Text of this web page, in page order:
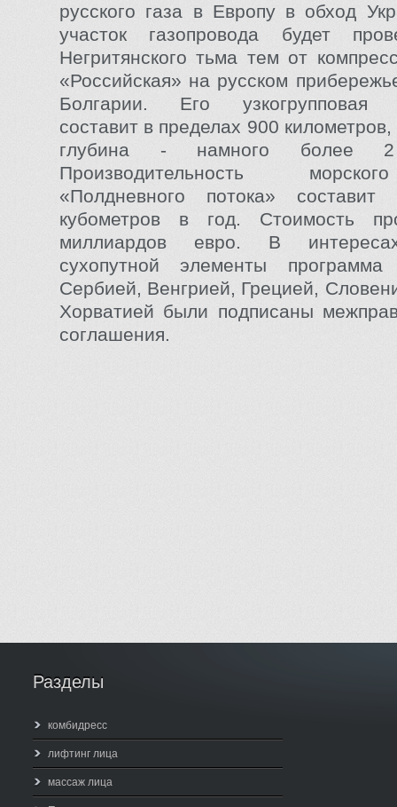
русского газа в Европу в обход
участок газопровода будет
Негритянского тьма тем от
«Российская» на русском
Болгарии. Его узкогрупповая
составит в пределах 900
глубина - намного более 2
Производительность
«Полдневного потока»
кубометров в год. Стоимость
миллиардов евро. В
сухопутной элементы
Сербией, Венгрией, Грецией,
Хорватией были подписаны
соглашения.
Разделы
комбидресс
лифтинг лица
массаж лица